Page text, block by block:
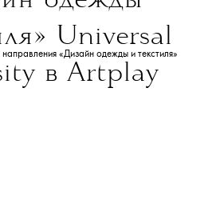
Universal
в Artplay